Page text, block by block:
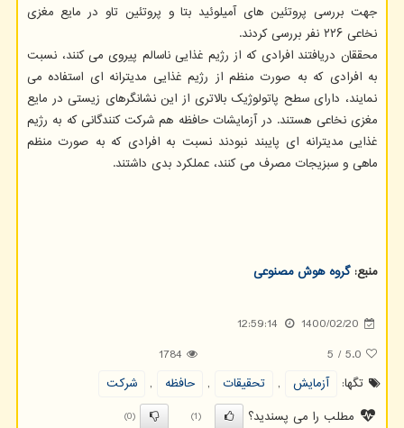
جهت بررسی پروتئین های آمیلوئید بتا و پروتئین تاو در مایع مغزی
نخاعی ۲۲۶ نفر بررسی کردند.
محققان دریافتند افرادی که از رژیم غذایی ناسالم پیروی می کنند، نسبت
به افرادی که به صورت منظم از رژیم غذایی مدیترانه ای استفاده می
نمایند، دارای سطح پاتولوژیک بالاتری از این نشانگرهای زیستی در مایع
مغزی نخاعی هستند. در آزمایشات حافظه هم شرکت کنندگانی که به رژیم
غذایی مدیترانه ای پایبند نبودند نسبت به افرادی که به صورت منظم
ماهی و سبزیجات مصرف می کنند، عملکرد بدی داشتند.
منبع:گروه هوش مصنوعی
1400/02/20
12:59:14
5.0
/
5
1784
تگها:
آزمایش , تحقیقات , حافظه ,
شركت
مطلب را می پسندید؟
(1)
(0)